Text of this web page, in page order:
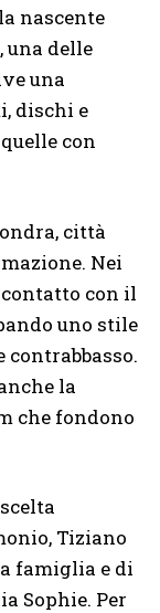
nascente
una delle
una
dischi e
con
città
Nei
con il
uno stile
contrabbasso.
la
che fondono
Tiziano
famiglia e di
Sophie. Per